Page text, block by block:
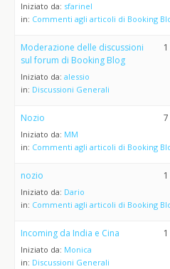
Iniziato da: sfarinel
in: Commenti agli articoli di Booking
Moderazione delle discussioni
sul forum di Booking Blog
Iniziato da: alessio
in: Discussioni Generali
1
Nozio
Iniziato da: MM
in: Commenti agli articoli di Booking
7
nozio
Iniziato da: Dario
in: Commenti agli articoli di Booking
1
Incoming da India e Cina
Iniziato da: Monica
in: Discussioni Generali
1